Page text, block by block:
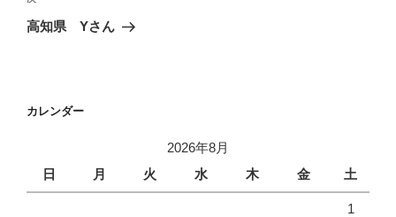
ゲ
ン
の
高知県 Yさん
カレンダー
2026年8月
日
月 火 水 木 金 土
1